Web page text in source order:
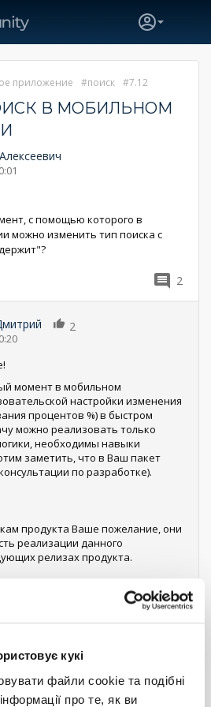
кукі
файли cookie та подібні
про те, як ви
приложение поиск 7.12
В МОБИЛЬНОМ
с помощью которого в
можно изменить тип поиска с
2
2
момент в мобильном
настройки изменения
процентов %) в быстром
можно реализовать только
необходимы навыки
заметить, что в Ваш пакет
по разработке).
продукта Ваше пожелание, они
реализации данного
релизах продукта.
самостоятельно изменить
необходимо реализовывать на